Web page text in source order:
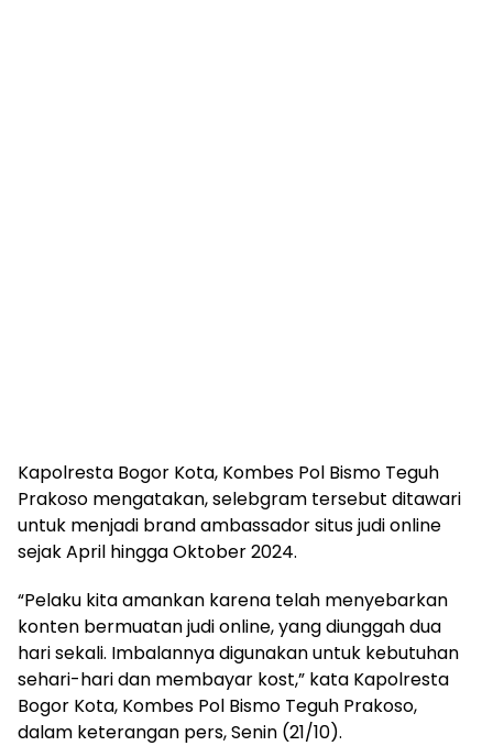
Kapolresta Bogor Kota, Kombes Pol Bismo Teguh
Prakoso mengatakan, selebgram tersebut ditawari
untuk menjadi brand ambassador situs judi online
sejak April hingga Oktober 2024.
“Pelaku kita amankan karena telah menyebarkan
konten bermuatan judi online, yang diunggah dua
hari sekali. Imbalannya digunakan untuk kebutuhan
sehari-hari dan membayar kost,” kata Kapolresta
Bogor Kota, Kombes Pol Bismo Teguh Prakoso,
dalam keterangan pers, Senin (21/10).